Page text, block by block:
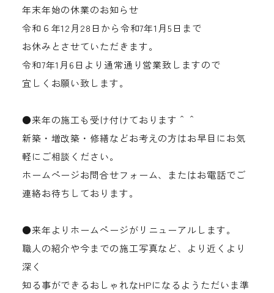
年末年始の休業のお知らせ
令和６年12月28日から令和7年1月5日まで
お休みとさせていただきます。
令和7年1月6日より通常通り営業致しますので
宜しくお願い致します。
●来年の施工も受け付けております＾＾
新築・増改築・修繕などお考えの方はお早目にお気
軽にご相談ください。
ホームページお問合せフォーム、またはお電話でご
連絡お待ちしております。
●来年よりホームページがリニューアルします。
職人の紹介や今までの施工写真など、より近くより
深く
知る事ができるおしゃれなHPになるようただいま準